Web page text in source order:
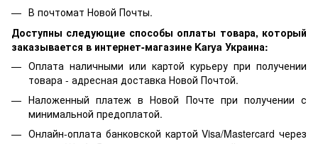
В почтомат Новой Почты.
Доступны следующие способы оплаты товара, который
заказывается в интернет-магазине Karya Украина:
Оплата наличными или картой курьеру при получении
товара - адресная доставка Новой Почтой.
Наложенный платеж в Новой Почте при получении с
минимальной предоплатой.
Онлайн-оплата банковской картой Visa/Mastercard через